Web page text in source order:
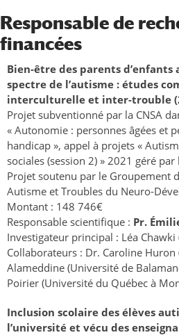
Responsable de
financées
Bien-être des parents
spectre de l’autisme : études
interculturelle et inter-trouble
Projet subventionné par la CNSA
« Autonomie : personnes âgées et
handicap », appel à projets «
sociales (session 2) » 2021 géré par
Projet soutenu par le Groupement
Autisme et Troubles du Neuro-
Montant : 148 746€
Responsable scientifique : Pr.
Investigateur principal : Léa
Collaborateurs : Dr. Caroline Huron
Alameddine (Université de
Poirier (Université du Québec à
Inclusion scolaire des élèves
l’université et vécu des